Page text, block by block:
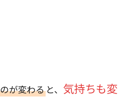
が変わると、 気持ちも変